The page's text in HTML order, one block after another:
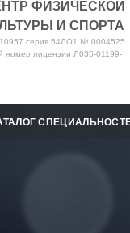
ФИЗИЧЕСКОЙ
И СПОРТА
серия 54ЛО1 № 0004525
номер лицензии Л035-01199-